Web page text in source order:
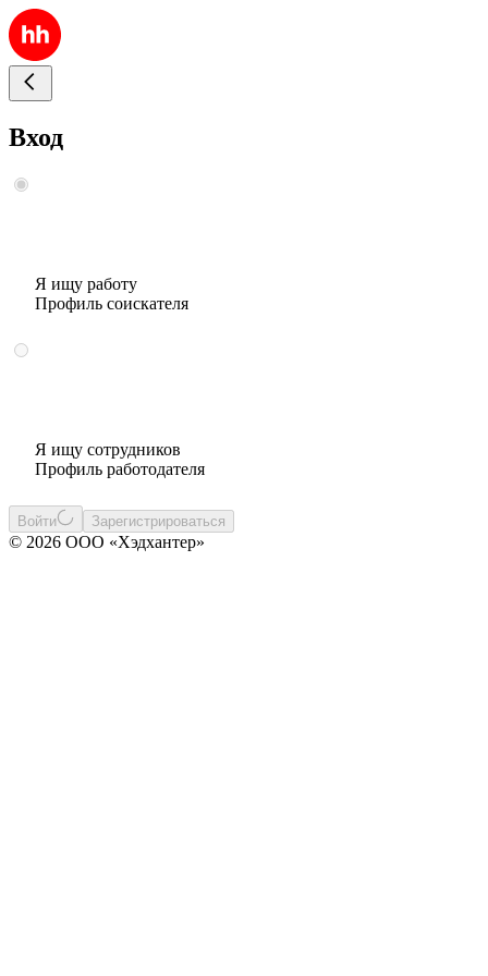
Вход
Я ищу работу
Профиль соискателя
Я ищу сотрудников
Профиль работодателя
Войти Зарегистрироваться
© 2026 ООО «Хэдхантер»